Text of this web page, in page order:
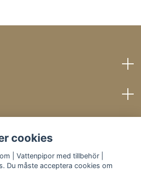
cookies
| Vattenpipor med tillbehör |
Du måste acceptera cookies om